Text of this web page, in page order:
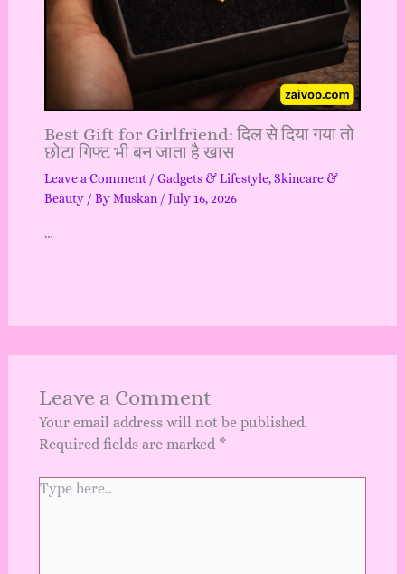
Best Gift for Girlfriend: दिल से दिया गया तो
छोटा गिफ्ट भी बन जाता है खास
Leave a Comment / Gadgets & Lifestyle,Skincare &
Beauty/ ByMuskan / July 16, 2026
…
Leave a Comment
Your email address will not be published.
Required fields are marked *
Type